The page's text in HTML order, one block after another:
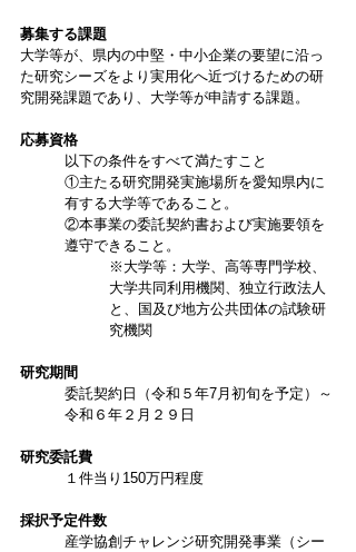
募集する課題
大学等が、県内の中堅・中小企業の要望に沿っ
た研究シーズをより実用化へ近づけるための研
究開発課題であり、大学等が申請する課題。
応募資格
以下の条件をすべて満たすこと
①主たる研究開発実施場所を愛知県内に
有する大学等であること。
②本事業の委託契約書および実施要領を
遵守できること。
※大学等：大学、高等専門学校、
大学共同利用機関、独立行政法人
と、国及び地方公共団体の試験研
究機関
研究期間
委託契約日（令和５年7月初旬を予定）～
令和６年２月２９日
研究委託費
１件当り150万円程度
採択予定件数
産学協創チャレンジ研究開発事業（シー